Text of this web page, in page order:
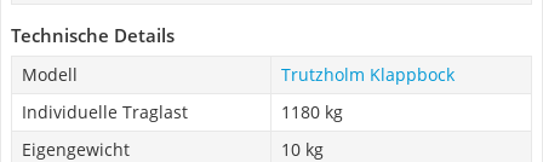
Technische Details
Modell
Trutzholm Klappbock
Individuelle Traglast
1180 kg
Eigengewicht
10 kg